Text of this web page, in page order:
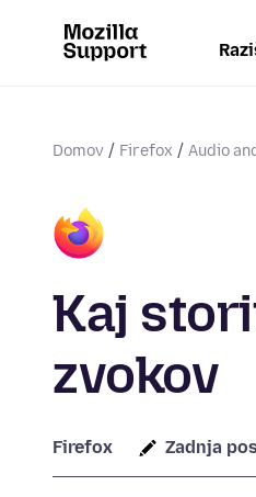
Domov Firefox Audio
Kaj
zvokov
Firefox Zadnja